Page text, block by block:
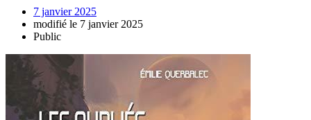
7 janvier 2025
modifié le 7 janvier 2025
Public